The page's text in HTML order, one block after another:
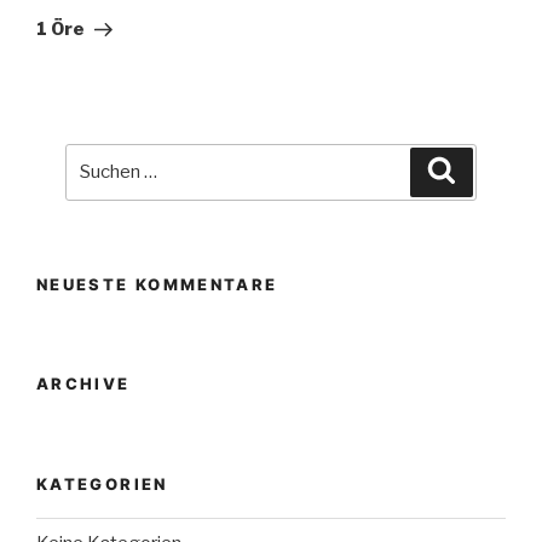
Beitrag
1 Öre
NEUESTE KOMMENTARE
ARCHIVE
KATEGORIEN